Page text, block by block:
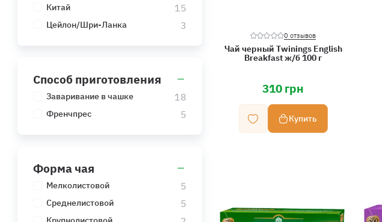
0 отзывов
Чай черный Twinings English
Breakfast ж/б 100 г
310 грн
Купить
Китай 15
Цейлон/Шри-Ланка 3
Способ приготовления
Заваривание в чашке 18
Френчпрес 5
Форма чая
Мелколистовой 5
Среднелистовой 5